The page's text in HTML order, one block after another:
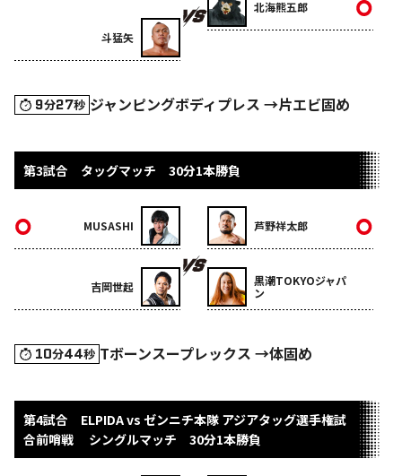
斗猛矢
北海熊五郎
9分27秒 ジャンピングボディプレス →片エビ固め
第3試合 タッグマッチ 30分1本勝負
MUSASHI
吉岡世起
芦野祥太郎
黒潮TOKYOジャパ
ン
10分44秒 Tボーンスープレックス →体固め
第4試合 ELPIDA vs ゼンニチ本隊 アジアタッグ選手権試
合前哨戦 シングルマッチ 30分1本勝負